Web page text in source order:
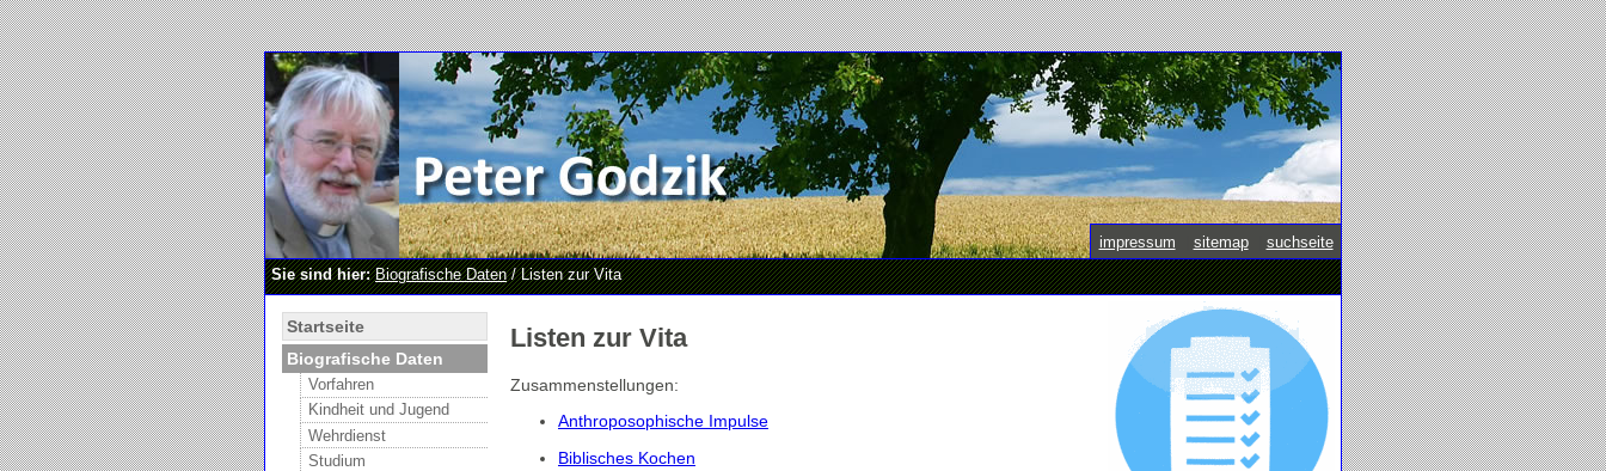
impressum sitemap| suchseite
Sie sind hier: Biografische Daten/ Listen zur Vita
Startseite
Biografische Daten
Vorfahren
Kindheit und Jugend
Wehrdienst
Studium
Listen zur Vita
Zusammenstellungen:
Anthroposophische Impulse
Biblisches Kochen